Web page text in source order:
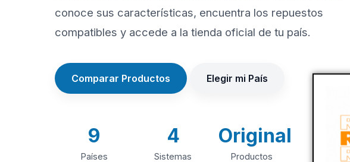
conoce sus características, encuentra los repuestos
compatibles y accede a la tienda oficial de tu país.
Comparar Productos Elegir mi País
9
Países
4
Sistemas
Original
Productos
+20
Años de